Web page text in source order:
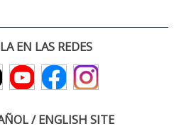
EN LAS REDES
/ ENGLISH SITE